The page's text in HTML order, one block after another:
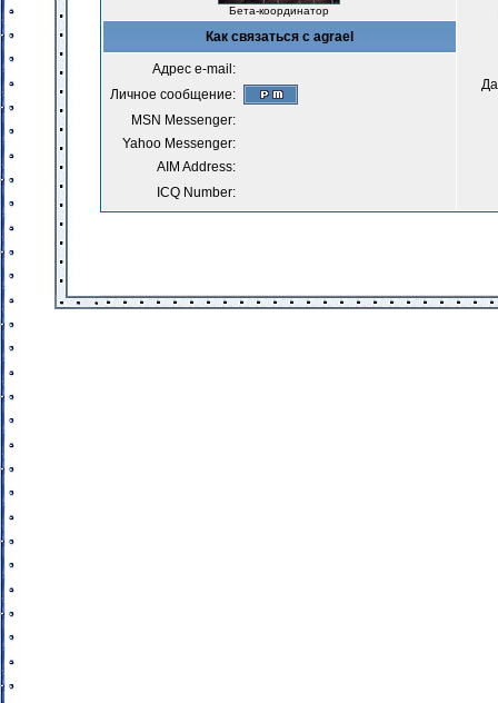
Бета-координатор
Как связаться с agrael
Адрес e-mail:
Личное сообщение:
MSN Messenger:
Yahoo Messenger:
AIM Address:
ICQ Number: